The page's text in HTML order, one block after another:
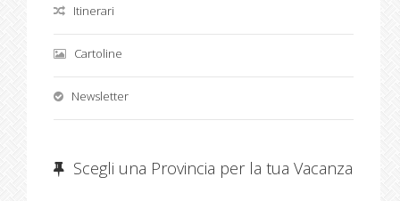
Itinerari
Cartoline
Newsletter
Scegli una Provincia per la tua Vacanza